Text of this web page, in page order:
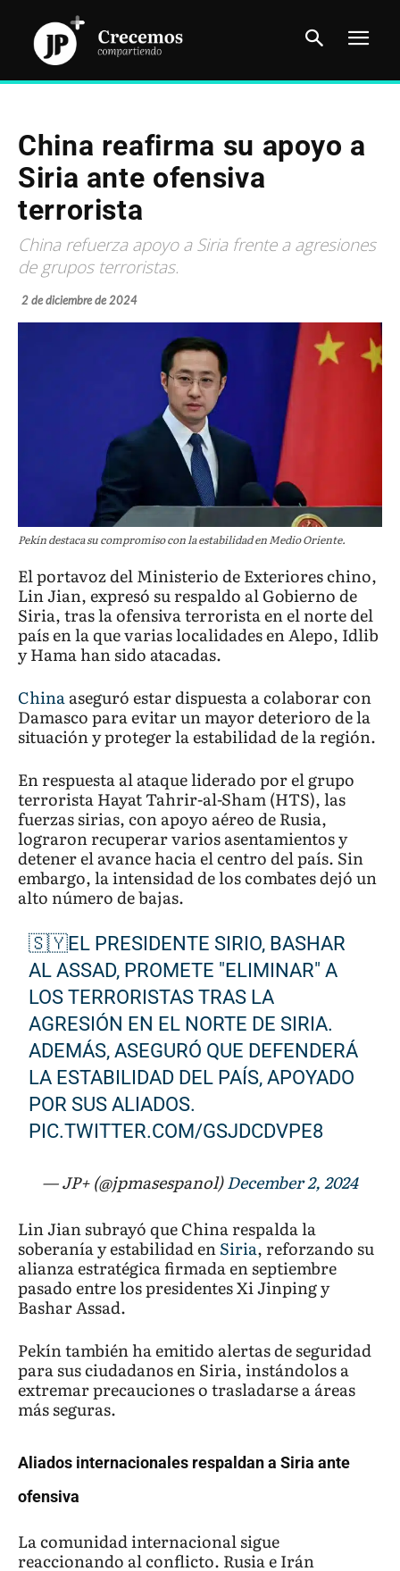
China reafirma su apoyo a
Siria ante ofensiva
terrorista
China refuerza apoyo a Siria frente a agresiones
de grupos terroristas.
2 de diciembre de 2024
Pekín destaca su compromiso con la estabilidad en Medio Oriente.
El portavoz del Ministerio de Exteriores chino,
Lin Jian, expresó su respaldo al Gobierno de
Siria, tras la ofensiva terrorista en el norte del
país en la que varias localidades en Alepo, Idlib
y Hama han sido atacadas.
Chinaaseguró estar dispuesta a colaborar con
Damasco para evitar un mayor deterioro de la
situación y proteger la estabilidad de la región.
En respuesta al ataque liderado por el grupo
terrorista Hayat Tahrir-al-Sham (HTS), las
fuerzas sirias, con apoyo aéreo de Rusia,
lograron recuperar varios asentamientos y
detener el avance hacia el centro del país. Sin
embargo, la intensidad de los combates dejó un
alto número de bajas.
🇸🇾EL PRESIDENTE SIRIO, BASHAR
AL ASSAD, PROMETE "ELIMINAR" A
LOS TERRORISTAS TRAS LA
AGRESIÓN EN EL NORTE DE SIRIA.
ADEMÁS, ASEGURÓ QUE DEFENDERÁ
LA ESTABILIDAD DEL PAÍS, APOYADO
POR SUS ALIADOS.
PIC.TWITTER.COM/GSJDCDVPE8
— JP+ (@jpmasespanol)December 2, 2024
Lin Jian subrayó que China respalda la
soberanía y estabilidad enSiria, reforzando su
alianza estratégica firmada en septiembre
pasado entre los presidentes Xi Jinping y
Bashar Assad.
Pekín también ha emitido alertas de seguridad
para sus ciudadanos en Siria, instándolos a
extremar precauciones o trasladarse a áreas
más seguras.
Aliados internacionales respaldan a Siria ante
ofensiva
La comunidad internacional sigue
reaccionando al conflicto. Rusia e Irán